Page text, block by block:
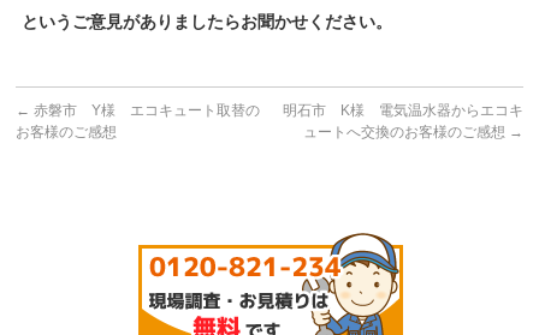
というご意見がありましたらお聞かせください。
← 赤磐市 Y様 エコキュート取替の
お客様のご感想
明石市 K様 電気温水器からエコキ
ュートへ交換のお客様のご感想 →